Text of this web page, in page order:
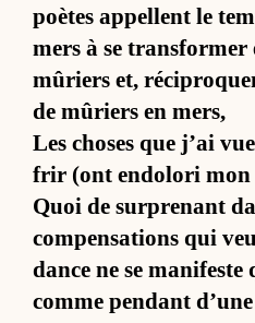
poètes ap­pellent le
mers à se trans­for­mer
mû­riers et,
de mû­riers en mers,
Les choses que j’ai
frir (ont en­do­lori
Quoi de sur­pre­nant
com­pen­sa­tions qui
dance ne se
comme pen­dant